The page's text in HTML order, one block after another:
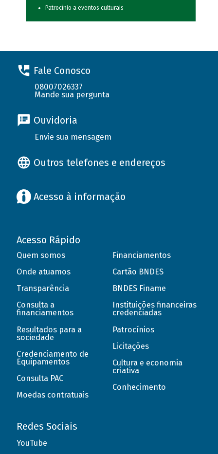
Patrocínio a eventos culturais
Fale Conosco
08007026337
Mande sua pergunta
Ouvidoria
Envie sua mensagem
Outros telefones e endereços
Acesso à informação
Acesso Rápido
Quem somos
Onde atuamos
Transparência
Consulta a
financiamentos
Resultados para a
sociedade
Credenciamento de
Equipamentos
Consulta PAC
Moedas contratuais
Financiamentos
Cartão BNDES
BNDES Finame
Instituições financeiras
credenciadas
Patrocínios
Licitações
Cultura e economia
criativa
Conhecimento
Redes Sociais
YouTube